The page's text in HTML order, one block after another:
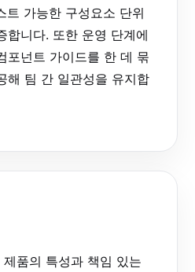
트 가능한 구성요소 단위
합니다. 또한 운영 단계에
포넌트 가이드를 한 데 묶
해 팀 간 일관성을 유지합
품의 특성과 책임 있는